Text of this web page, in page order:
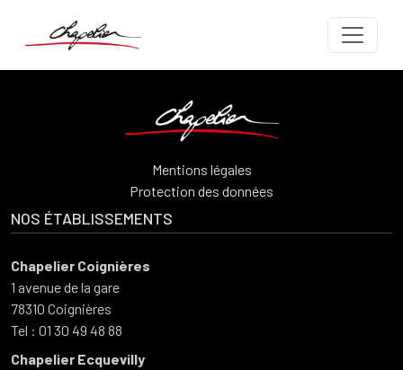
Mentions légales
Protection des données
NOS ÉTABLISSEMENTS
Chapelier Coignières
1 avenue de la gare
78310 Coignières
Tel : 01 30 49 48 88
Chapelier Ecquevilly